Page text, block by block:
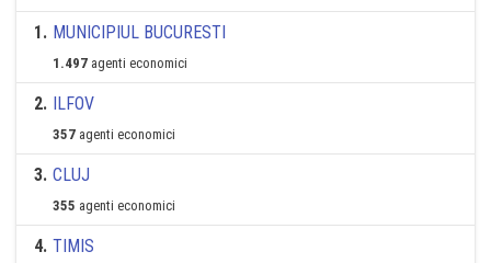
1. MUNICIPIUL BUCURESTI
1.497 agenti economici
2. ILFOV
357 agenti economici
3. CLUJ
355 agenti economici
4. TIMIS